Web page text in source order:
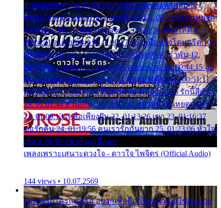
1. 00:00:00 ทำไมทำฉันได้ 2. 00:03:20 นางฟ้าสลัม 3.
00:06:50 คน 4. 00:10:36 บุญเหลือเกิน 5. 00:13:58 ฝนหยาด
สุดท้าย 6. 00:17:30 ยาใจยาจก 7. 00:20:30 คิดดูให้ดี 8.
00:24:21 ลบรอยแผลรัก 9. 00:27:35 เหมือนใจโดนกรีด 10.
00:30:54 ขบวนการเปาเปียว 11. 00:34:05 คำรำพัน 12.
00:37:20 ปาหนัน 13. 00:40:37 ใจเจ้ากรรม 14. 00:44:15 จูบ
ฉันแล้วจงตายเสีย 15. 00:47:24 ขอสูมาเต๊อะ 16. 00:51:11
คนใจมาร 17. 00:54:50 คืนทรมาน 18. 00:58:25 รักนี้สีดำ
19. 01:01:44 ส่วนเกิน 20. 01:05:42 หยาดน้ำฝนหยดน้ำตา
21. 01:09:13 เหลือเพียงฝัน 22. 01:13:26 เขา 23. 01:16:37
ขอรักคืน 24. 01:19:56 คนเรารักกันยาก 25. 01:23:06 หัวใจ
เถื่อน 26. 01:26:45 อยู่เพื่อลูก
เพลงเพราะเสนาะดวงใจ - ดาวใจ ไพจิตร (Official Audio)
144 views • 10.07.2569
ไม่เคยรักใครแน่หรือ อยากเชื่อถือก็ไม่กล้า ติ๋มใช่คนสวย